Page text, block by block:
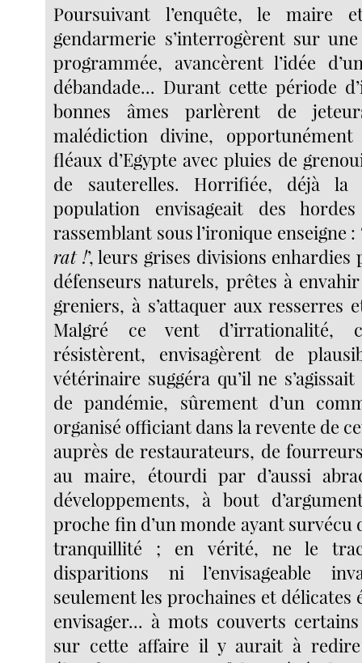
Poursuivant l’enquête, le maire
gendarmerie s’interrogèrent sur
programmée, avancèrent l’idée
débandade... Durant cette période
bonnes âmes parlèrent de
malédiction divine,
fléaux d’Egypte avec pluies de
de sauterelles. Horrifiée, déjà
population envisageait des
rassemblant sous l’ironique enseigne :
rat !’, leurs grises divisions enhardies
défenseurs naturels, prêtes à
greniers, à s’attaquer aux resserres
Malgré ce vent d’irrationalité,
résistèrent, envisagèrent de
vétérinaire suggéra qu’il ne
de pandémie, sûrement d’un
organisé officiant dans la revente de
auprès de restaurateurs, de
au maire, étourdi par d’aussi
développements, à bout
proche fin d’un monde ayant survécu
tranquillité ; en vérité, ne le
disparitions ni l’envisageable
seulement les prochaines et délicates
envisager... à mots couverts
sur cette affaire il y aurait à